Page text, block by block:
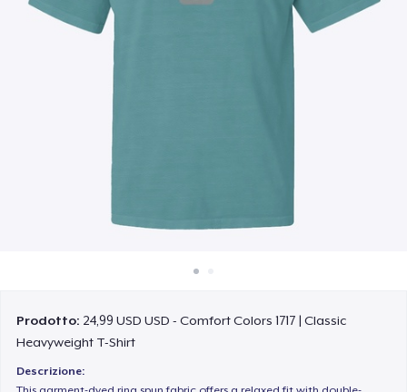
Prodotto: 24,99 USD USD - Comfort Colors 1717 | Classic
Heavyweight T-Shirt
Descrizione: